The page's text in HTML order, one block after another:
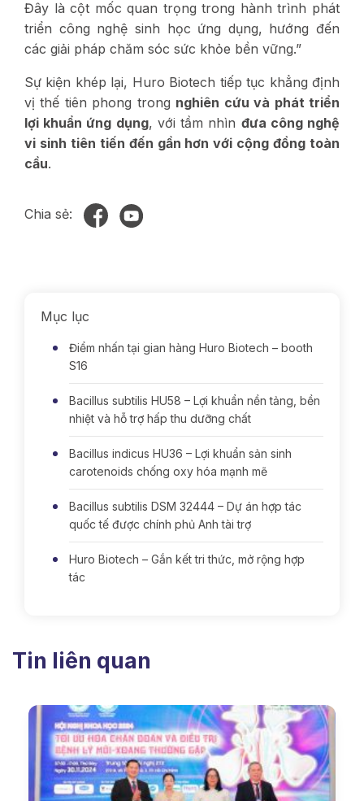
Đây là cột mốc quan trọng trong hành trình phát
triển công nghệ sinh học ứng dụng, hướng đến
các giải pháp chăm sóc sức khỏe bền vững.”
Sự kiện khép lại, Huro Biotech tiếp tục khẳng định
vị thế tiên phong trong nghiên cứu và phát triển
lợi khuẩn ứng dụng, với tầm nhìn đưa công nghệ
vi sinh tiên tiến đến gần hơn với cộng đồng toàn
cầu.
Chia sẻ:
Mục lục
Điểm nhấn tại gian hàng Huro Biotech – booth
S16
Bacillus subtilis HU58 – Lợi khuẩn nền tảng, bền
nhiệt và hỗ trợ hấp thu dưỡng chất
Bacillus indicus HU36 – Lợi khuẩn sản sinh
carotenoids chống oxy hóa mạnh mẽ
Bacillus subtilis DSM 32444 – Dự án hợp tác
quốc tế được chính phủ Anh tài trợ
Huro Biotech – Gắn kết tri thức, mở rộng hợp
tác
Tin liên quan